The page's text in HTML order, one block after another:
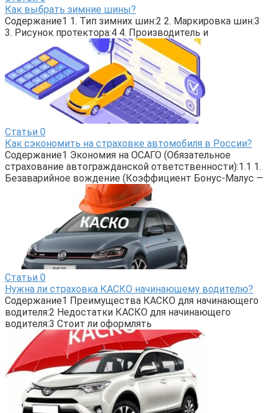
Как выбрать зимние шины?
Содержание1 1. Тип зимних шин:2 2. Маркировка шин:3
3. Рисунок протектора:4 4. Производитель и
Статьи 0
Как сэкономить на страховке автомобиля в России?
Содержание1 Экономия на ОСАГО (Обязательное
страхование автогражданской ответственности):1.1 1.
Безаварийное вождение (Коэффициент Бонус-Малус —
Статьи 0
Нужна ли страховка КАСКО начинающему водителю?
Содержание1 Преимущества КАСКО для начинающего
водителя:2 Недостатки КАСКО для начинающего
водителя:3 Стоит ли оформлять